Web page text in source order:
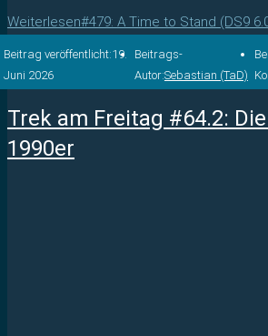
Weiterlesen#479: A Time to Stand (DS9
Beitrag veröffentlicht:19.
Juni 2026
Beitrags-
Autor:Sebastian (TaD)
Trek am Freitag #64.2:
1990er